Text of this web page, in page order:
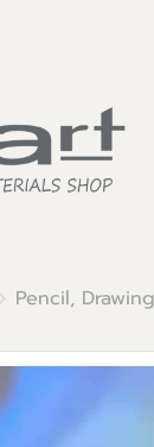
Pencil,